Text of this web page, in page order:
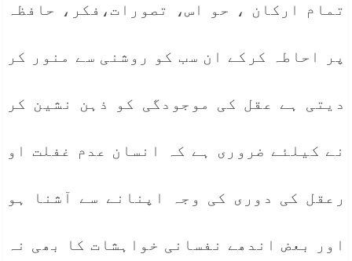
تمام ارکان ، حو اس، تصورات،فکر، حافظہ
پر احاطہ کرکے ان سب کو روشنی سے منور کر
دیتی ہے عقل کی موجودگی کو ذہن نشین کر
نے کیلئے ضروری ہے کہ انسان عدم غفلت او
رعقل کی دوری کی وجہ اپنانے سے آشنا ہو
اور بعض اندھے نفسانی خواہشات کا بھی نہ